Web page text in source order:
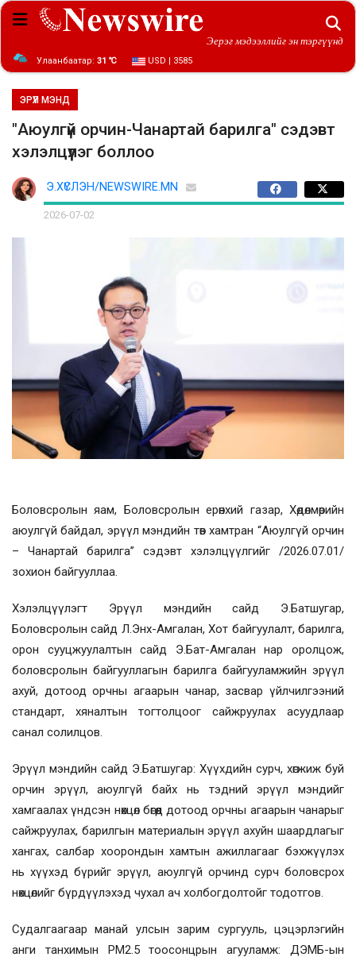
Эерэг мэдээллийг эн тэргүүнд
Улаанбаатар: 31 ℃ USD | 3585
ЭРҮҮЛ МЭНД
"Аюулгүй орчин-Чанартай барилга" сэдэвт
хэлэлцүүлэг боллоо
Э.ХҮСЛЭН/NEWSWIRE.MN
2026-07-02
Боловсролын яам, Боловсролын ерөнхий газар, Хөдөлмөрийн
аюулгүй байдал, эрүүл мэндийн төв хамтран “Аюулгүй орчин
– Чанартай барилга” сэдэвт хэлэлцүүлгийг /2026.07.01/
зохион байгууллаа.
Хэлэлцүүлэгт Эрүүл мэндийн сайд Э.Батшугар,
Боловсролын сайд Л.Энх-Амгалан, Хот байгуулалт, барилга,
орон сууцжуулалтын сайд Э.Бат-Амгалан нар оролцож,
боловсролын байгууллагын барилга байгууламжийн эрүүл
ахуй, дотоод орчны агаарын чанар, засвар үйлчилгээний
стандарт, хяналтын тогтолцоог сайжруулах асуудлаар
санал солилцов.
Эрүүл мэндийн сайд Э.Батшугар: Хүүхдийн сурч, хөгжиж буй
орчин эрүүл, аюулгүй байх нь тэдний эрүүл мэндийг
хамгаалах үндсэн нөхцөл бөгөөд дотоод орчны агаарын чанарыг
сайжруулах, барилгын материалын эрүүл ахуйн шаардлагыг
хангах, салбар хоорондын хамтын ажиллагааг бэхжүүлэх
нь хүүхэд бүрийг эрүүл, аюулгүй орчинд сурч боловсрох
нөхцөлийг бүрдүүлэхэд чухал ач холбогдолтойг тодотгов.
Судалгаагаар манай улсын зарим сургууль, цэцэрлэгийн
анги танхимын PM2.5 тоосонцрын агууламж: ДЭМБ-ын